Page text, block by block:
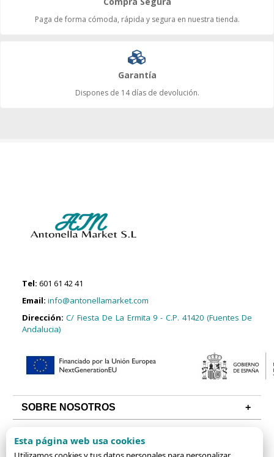
Paga de forma cómoda, rápida y segura en nuestra tienda.
Garantía
Dispones de 14 días de devolución.
Tel: 601 61 42 41
Email: info@antonellamarket.com
Dirección:C/ Fiesta De La Ermita 9 - C.P. 41420 (Fuentes De
Andalucia)
SOBRE NOSOTROS
Esta página web usa cookies